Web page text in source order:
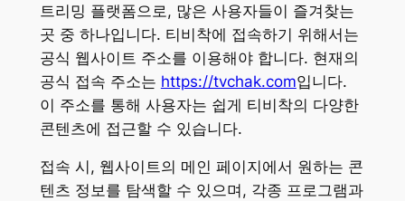
트리밍 플랫폼으로, 많은 사용자들이 즐겨찾는
곳 중 하나입니다. 티비착에 접속하기 위해서는
공식 웹사이트 주소를 이용해야 합니다. 현재의
공식 접속 주소는 https://tvchak.com입니다.
이 주소를 통해 사용자는 쉽게 티비착의 다양한
콘텐츠에 접근할 수 있습니다.
접속 시, 웹사이트의 메인 페이지에서 원하는 콘
텐츠 정보를 탐색할 수 있으며, 각종 프로그램과